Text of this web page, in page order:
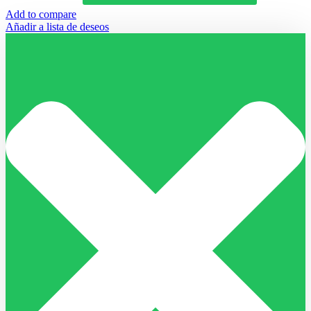
Add to compare
Añadir a lista de deseos